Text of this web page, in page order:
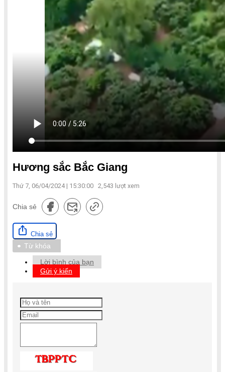
Hương sắc Bắc Giang
Thứ 7, 06/04/2024 | 15:30:00 2,543 lượt xem
Chia sẻ
Chia sẻ
Từ khóa
Lời bình của bạn
Gửi ý kiến